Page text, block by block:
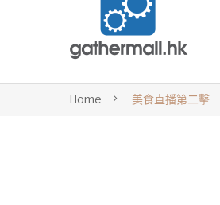
Home 美食直播第二擊